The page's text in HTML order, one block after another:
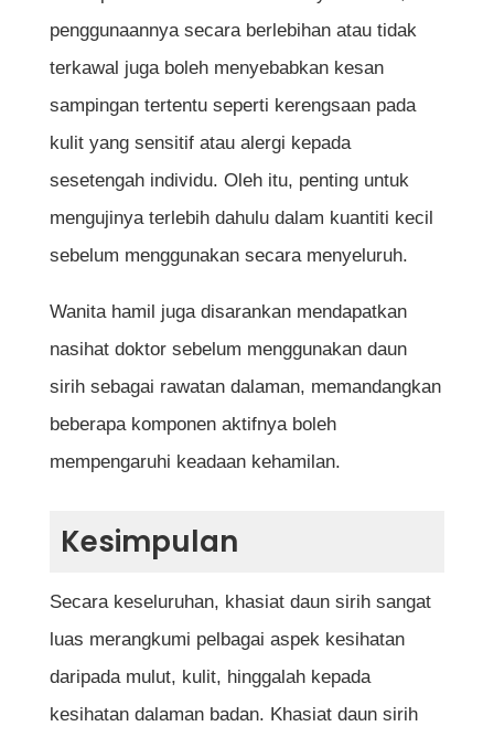
penggunaannya secara berlebihan atau tidak
terkawal juga boleh menyebabkan kesan
sampingan tertentu seperti kerengsaan pada
kulit yang sensitif atau alergi kepada
sesetengah individu. Oleh itu, penting untuk
mengujinya terlebih dahulu dalam kuantiti kecil
sebelum menggunakan secara menyeluruh.
Wanita hamil juga disarankan mendapatkan
nasihat doktor sebelum menggunakan daun
sirih sebagai rawatan dalaman, memandangkan
beberapa komponen aktifnya boleh
mempengaruhi keadaan kehamilan.
Kesimpulan
Secara keseluruhan, khasiat daun sirih sangat
luas merangkumi pelbagai aspek kesihatan
daripada mulut, kulit, hinggalah kepada
kesihatan dalaman badan. Khasiat daun sirih